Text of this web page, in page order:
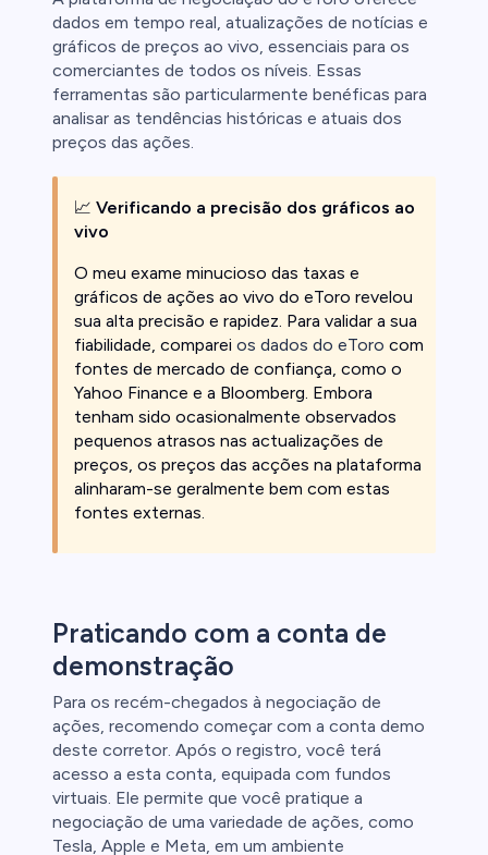
dados em tempo real, atualizações de notícias e
gráficos de preços ao vivo, essenciais para os
comerciantes de todos os níveis. Essas
ferramentas são particularmente benéficas para
analisar as tendências históricas e atuais dos
preços das ações.
📈 Verificando a precisão dos gráficos ao
vivo
O meu exame minucioso das taxas e
gráficos de ações ao vivo do eToro revelou
sua alta precisão e rapidez. Para validar a sua
fiabilidade, comparei os dados do eToro com
fontes de mercado de confiança, como o
Yahoo Finance e a Bloomberg. Embora
tenham sido ocasionalmente observados
pequenos atrasos nas actualizações de
preços, os preços das acções na plataforma
alinharam-se geralmente bem com estas
fontes externas.
Praticando com a conta de
demonstração
Para os recém-chegados à negociação de
ações, recomendo começar com a conta demo
deste corretor. Após o registro, você terá
acesso a esta conta, equipada com fundos
virtuais. Ele permite que você pratique a
negociação de uma variedade de ações, como
Tesla, Apple e Meta, em um ambiente